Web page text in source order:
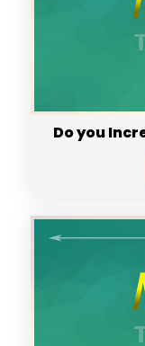
Do you